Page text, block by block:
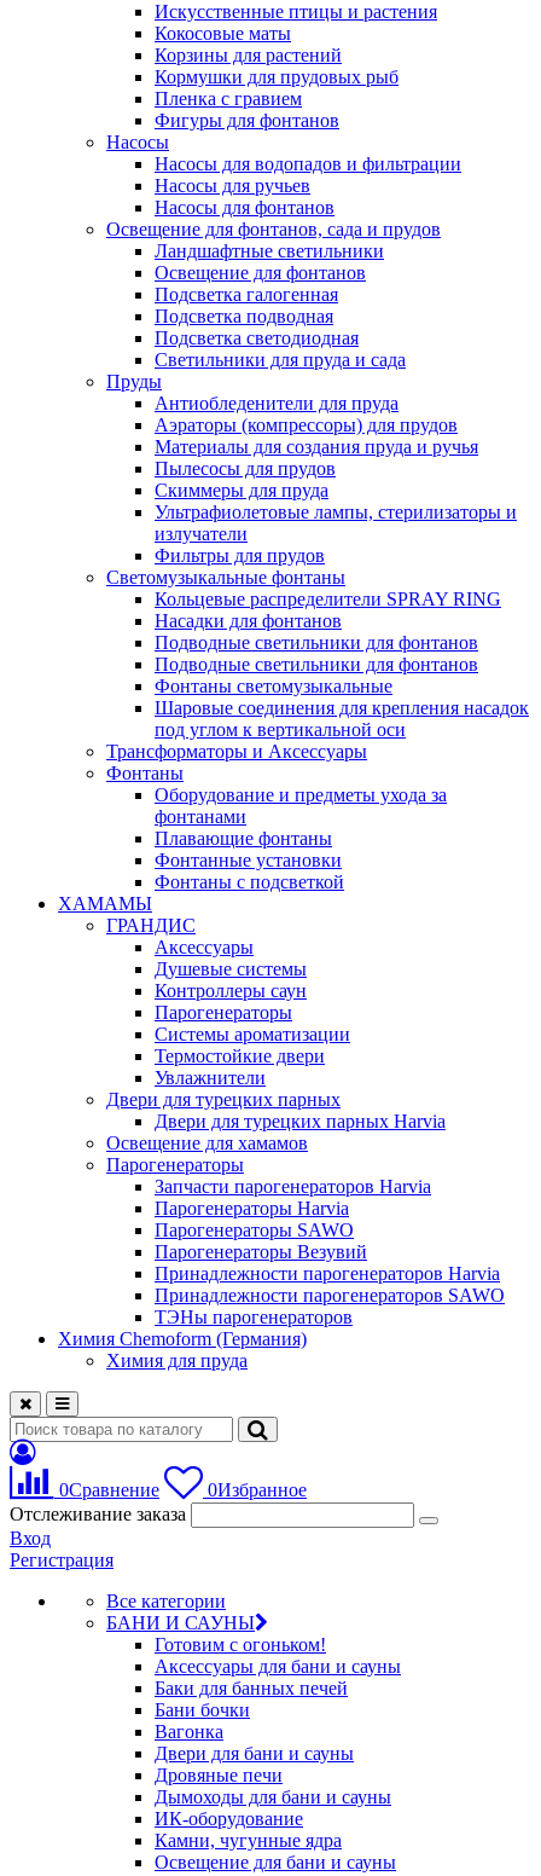
Искусственные птицы и растения
Кокосовые маты
Корзины для растений
Кормушки для прудовых рыб
Пленка с гравием
Фигуры для фонтанов
Насосы
Насосы для водопадов и фильтрации
Насосы для ручьев
Насосы для фонтанов
Освещение для фонтанов, сада и прудов
Ландшафтные светильники
Освещение для фонтанов
Подсветка галогенная
Подсветка подводная
Подсветка светодиодная
Светильники для пруда и сада
Пруды
Антиобледенители для пруда
Аэраторы (компрессоры) для прудов
Материалы для создания пруда и ручья
Пылесосы для прудов
Скиммеры для пруда
Ультрафиолетовые лампы, стерилизаторы и
излучатели
Фильтры для прудов
Светомузыкальные фонтаны
Кольцевые распределители SPRAY RING
Насадки для фонтанов
Подводные светильники для фонтанов
Подводные светильники для фонтанов
Фонтаны светомузыкальные
Шаровые соединения для крепления насадок
под углом к вертикальной оси
Трансформаторы и Аксессуары
Фонтаны
Оборудование и предметы ухода за
фонтанами
Плавающие фонтаны
Фонтанные установки
Фонтаны с подсветкой
ХАМАМЫ
ГРАНДИС
Аксессуары
Душевые системы
Контроллеры саун
Парогенераторы
Системы ароматизации
Термостойкие двери
Увлажнители
Двери для турецких парных
Двери для турецких парных Harvia
Освещение для хамамов
Парогенераторы
Запчасти парогенераторов Harvia
Парогенераторы Harvia
Парогенераторы SAWO
Парогенераторы Везувий
Принадлежности парогенераторов Harvia
Принадлежности парогенераторов SAWO
ТЭНы парогенераторов
Химия Chemoform (Германия)
Химия для пруда
0Сравнение 0Избранное
Отслеживание заказа
Вход
Регистрация
Все категории
БАНИ И САУНЫ
Готовим с огоньком!
Аксессуары для бани и сауны
Баки для банных печей
Бани бочки
Вагонка
Двери для бани и сауны
Дровяные печи
Дымоходы для бани и сауны
ИК-оборудование
Камни, чугунные ядра
Освещение для бани и сауны